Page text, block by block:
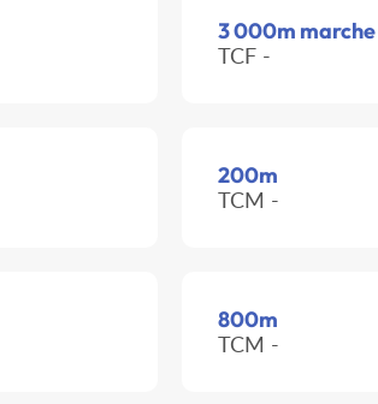
3 000m marche
TCF -
200m
TCM -
800m
TCM -